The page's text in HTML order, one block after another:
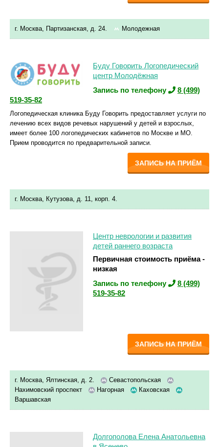
г. Москва, Партизанская, д. 24. Молодежная
Буду Говорить Логопедический
центр Молодёжная
Запись по телефону
8 (499)
519-35-82
Логопедическая клиника Буду Говорить предоставляет услуги по
лечению всех видов речевых нарушений у детей и взрослых,
имеет более 100 логопедических кабинетов по Москве и МО.
Прием проводится по предварительной записи.
ЗАПИСЬ НА ПРИЁМ
г. Москва, Кутузова, д. 11, корп. 4.
Центр неврологии и развития
детей раннего возраста
Первичная стоимость приёма -
низкая
Запись по телефону
8 (499)
519-35-82
ЗАПИСЬ НА ПРИЁМ
г. Москва, Ялтинская, д. 2.
Севастопольская
Нахимовский проспект
Нагорная
Каховская
Варшавская
Долгополова Елена Анатольевна